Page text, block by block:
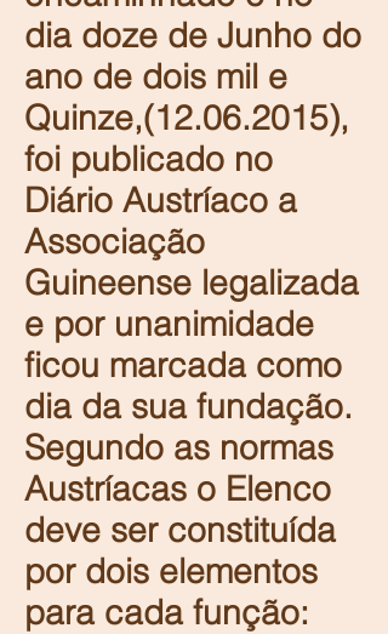
dia doze de Junho do
ano de dois mil e
Quinze,(12.06.2015),
foi publicado no
Diário Austríaco a
Associação
Guineense legalizada
e por unanimidade
ficou marcada como
dia da sua fundação.
Segundo as normas
Austríacas o Elenco
deve ser constituída
por dois elementos
para cada função: